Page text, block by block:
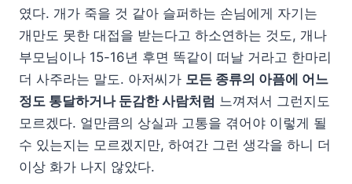
였다. 개가 죽을 것 같아 슬퍼하는 손님에게 자기는
개만도 못한 대접을 받는다고 하소연하는 것도, 개나
부모님이나 15-16년 후면 똑같이 떠날 거라고 한마리
더 사주라는 말도. 아저씨가 모든 종류의 아픔에 어느
정도 통달하거나 둔감한 사람처럼 느껴져서 그런지도
모르겠다. 얼만큼의 상실과 고통을 겪어야 이렇게 될
수 있는지는 모르겠지만, 하여간 그런 생각을 하니 더
이상 화가 나지 않았다.